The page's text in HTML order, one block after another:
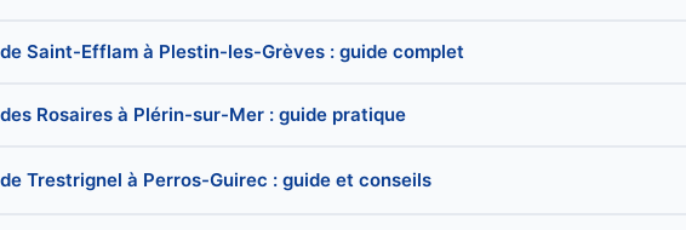
Saint-Efflam à Plestin-les-Grèves : guide complet
Rosaires à Plérin-sur-Mer : guide pratique
Trestrignel à Perros-Guirec : guide et conseils